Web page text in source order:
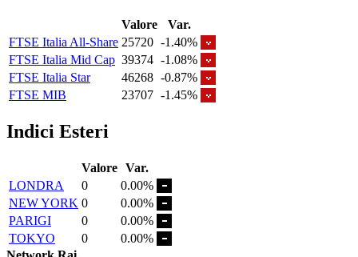
Valore
Var.
FTSE Italia All-Share 25720 -1.40%
FTSE Italia Mid Cap 39374 -1.08%
FTSE Italia Star
46268 -0.87%
FTSE MIB
23707 -1.45%
Indici Esteri
Valore Var.
LONDRA
0
0.00%
NEW YORK 0
0.00%
PARIGI
0
0.00%
TOKYO
0
0.00%